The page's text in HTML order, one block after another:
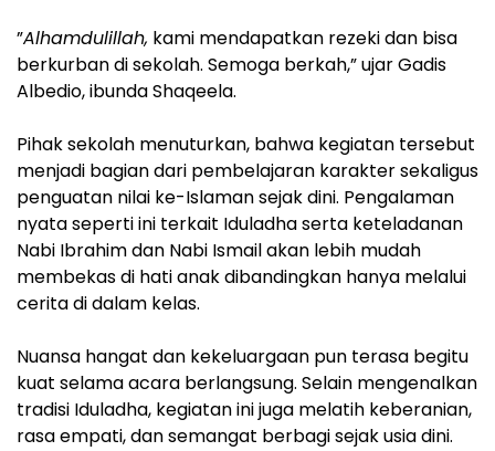
‎”Alhamdulillah, kami mendapatkan rezeki dan bisa
berkurban di sekolah. Semoga berkah,” ujar Gadis
Albedio, ibunda Shaqeela.
‎Pihak sekolah menuturkan, bahwa kegiatan tersebut
menjadi bagian dari pembelajaran karakter sekaligus
penguatan nilai ke-Islaman sejak dini. Pengalaman
nyata seperti ini terkait Iduladha serta keteladanan
Nabi Ibrahim dan Nabi Ismail akan lebih mudah
membekas di hati anak dibandingkan hanya melalui
cerita di dalam kelas.
‎Nuansa hangat dan kekeluargaan pun terasa begitu
kuat selama acara berlangsung. Selain mengenalkan
tradisi Iduladha, kegiatan ini juga melatih keberanian,
rasa empati, dan semangat berbagi sejak usia dini.